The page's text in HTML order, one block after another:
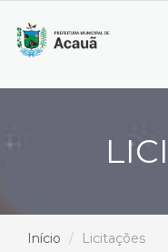
Início Licitações